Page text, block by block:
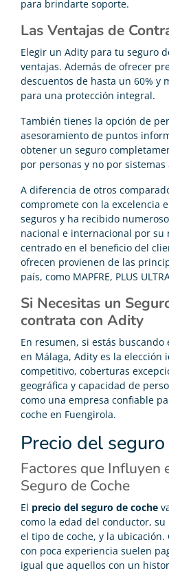
para brindarte soporte.
Las Ventajas de
Elegir un Adity para tu seguro
ventajas. Además de ofrecer
descuentos de hasta un 60% y
para una protección integral.
También tienes la opción de
asesoramiento de puntos
obtener un seguro
por personas y no por
A diferencia de otros
compromete con la excelencia
seguros y ha recibido
nacional e internacional por su
centrado en el beneficio del
ofrecen provienen de las
país, como MAPFRE, PLUS
Si Necesitas un
contrata con Adity
En resumen, si estás buscando
en Málaga, Adity es la elección
competitivo, coberturas
geográfica y capacidad de
como una empresa confiable
coche en Fuengirola.
Precio del
Factores que Influyen
Seguro de Coche
El precio del seguro de coche
como la edad del conductor,
el tipo de coche, y la ubicación.
con poca experiencia suelen
igual que aquellos con un